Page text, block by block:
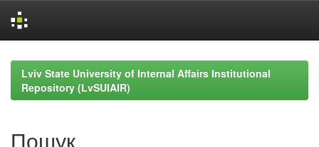
navigationLviv State University of Internal Affairs Institutional
Repository (LvSUIAIR)
Пошук